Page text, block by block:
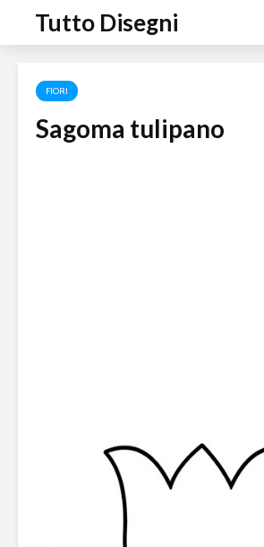
Tutto Disegni
FIORI
Sagoma tulipano